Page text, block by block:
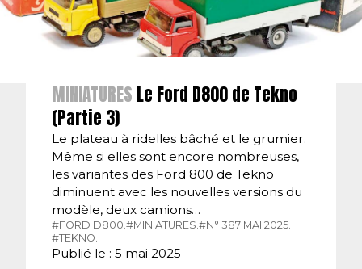
MINIATURES Le Ford D800 de Tekno
(Partie 3)
Le plateau à ridelles bâché et le grumier.
Même si elles sont encore nombreuses,
les variantes des Ford 800 de Tekno
diminuent avec les nouvelles versions du
modèle, deux camions…
#FORD D800.#MINIATURES.#N° 387 MAI 2025.
#TEKNO.
Publié le : 5 mai 2025